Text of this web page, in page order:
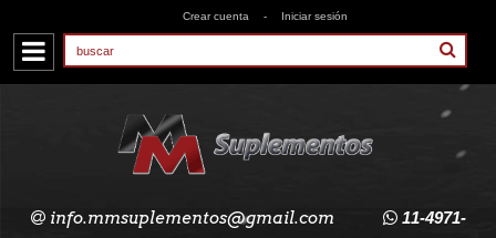
Crear cuenta - Iniciar sesión
info.mmsuplementos@gmail.com
11-4971-